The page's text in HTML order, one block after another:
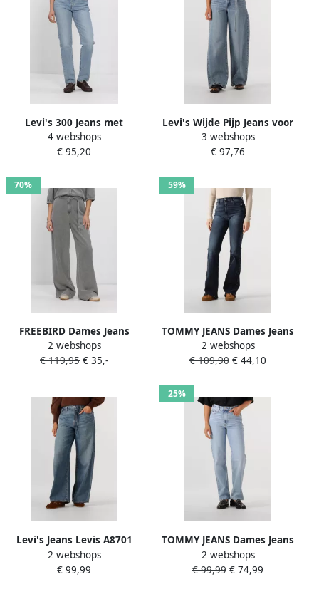
Levi's 300 Jeans met
labelpatch van leer model
'501 JEANS FOR WOMEN'
4 webshops
€ 95,20
Levi's Wijde Pijp Jeans voor
een Coole 90's Look Blauw
Dames
3 webshops
€ 97,76
70%
FREEBIRD Dames Jeans
Dnm-tencell-black-26-1 Grijs
2 webshops
€ 119,95 € 35,-
59%
TOMMY JEANS Dames Jeans
Sylvia Hgh Flr Ei1260
Donkerblauw
2 webshops
€ 109,90 € 44,10
Levi's Jeans Levis A8701
0009 JEANS XL STRAIGHT-
STOP FLAXING
2 webshops
€ 99,99
25%
TOMMY JEANS Dames Jeans
Layla Hr Slim Str Bi0112 Co
Lichtblauw
2 webshops
€ 99,99 € 74,99